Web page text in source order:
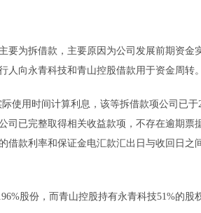
为拆借款，主要原因为公司发展前期资金
人向永青科技和青山控股借款用于资金周转。
使用时间计算利息，该等拆借款项公司已于
司已完整取得相关收益款项，不存在逾期票
借款利率和保证金电汇款汇出日与收回日之
股份，而青山控股持有永青科技51%的